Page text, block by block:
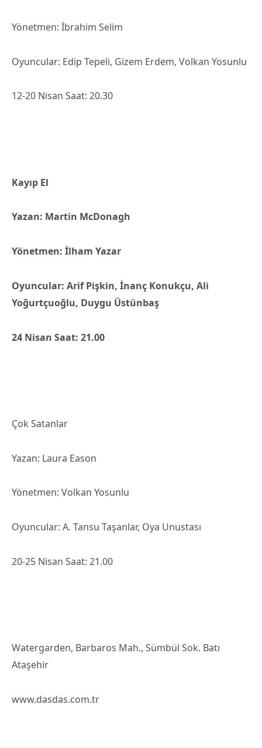
Yönetmen: İbrahim Selim
Oyuncular: Edip Tepeli, Gizem Erdem, Volkan Yosunlu
12-20 Nisan Saat: 20.30
Kayıp El
Yazan: Martin McDonagh
Yönetmen: İlham Yazar
Oyuncular: Arif Pişkin, İnanç Konukçu, Ali
Yoğurtçuoğlu, Duygu Üstünbaş
24 Nisan Saat: 21.00
Çok Satanlar
Yazan: Laura Eason
Yönetmen: Volkan Yosunlu
Oyuncular: A. Tansu Taşanlar, Oya Unustası
20-25 Nisan Saat: 21.00
Watergarden, Barbaros Mah., Sümbül Sok. Batı
Ataşehir
www.dasdas.com.tr